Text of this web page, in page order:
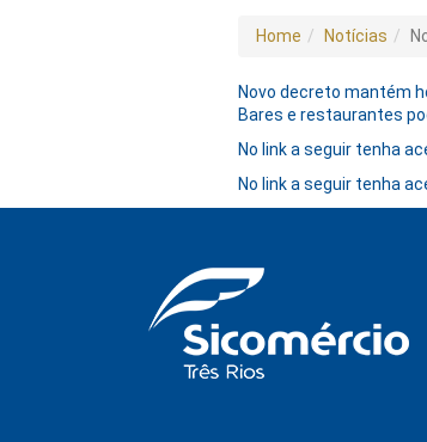
Home Notícias
Novo decreto mantém
Bares e restaurantes
No link a seguir tenha
No link a seguir tenha